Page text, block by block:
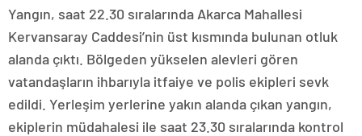
Yangın, saat 22.30 sıralarında Akarca Mahallesi
Kervansaray Caddesi’nin üst kısmında bulunan otluk
alanda çıktı. Bölgeden yükselen alevleri gören
vatandaşların ihbarıyla itfaiye ve polis ekipleri sevk
edildi. Yerleşim yerlerine yakın alanda çıkan yangın,
ekiplerin müdahalesi ile saat 23.30 sıralarında kontrol